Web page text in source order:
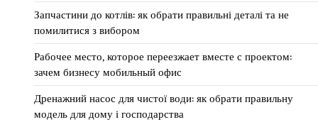
Запчастини до котлів: як обрати правильні деталі та не
помилитися з вибором
Рабочее место, которое переезжает вместе с проектом:
зачем бизнесу мобильный офис
Дренажний насос для чистої води: як обрати правильну
модель для дому і господарства